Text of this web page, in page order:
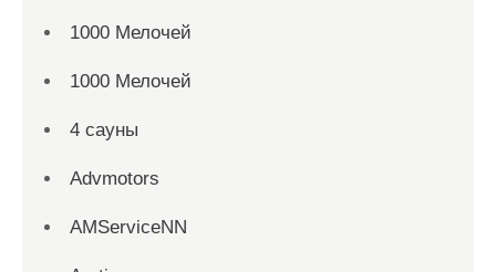
1000 Мелочей
1000 Мелочей
4 сауны
Advmotors
AMServiceNN